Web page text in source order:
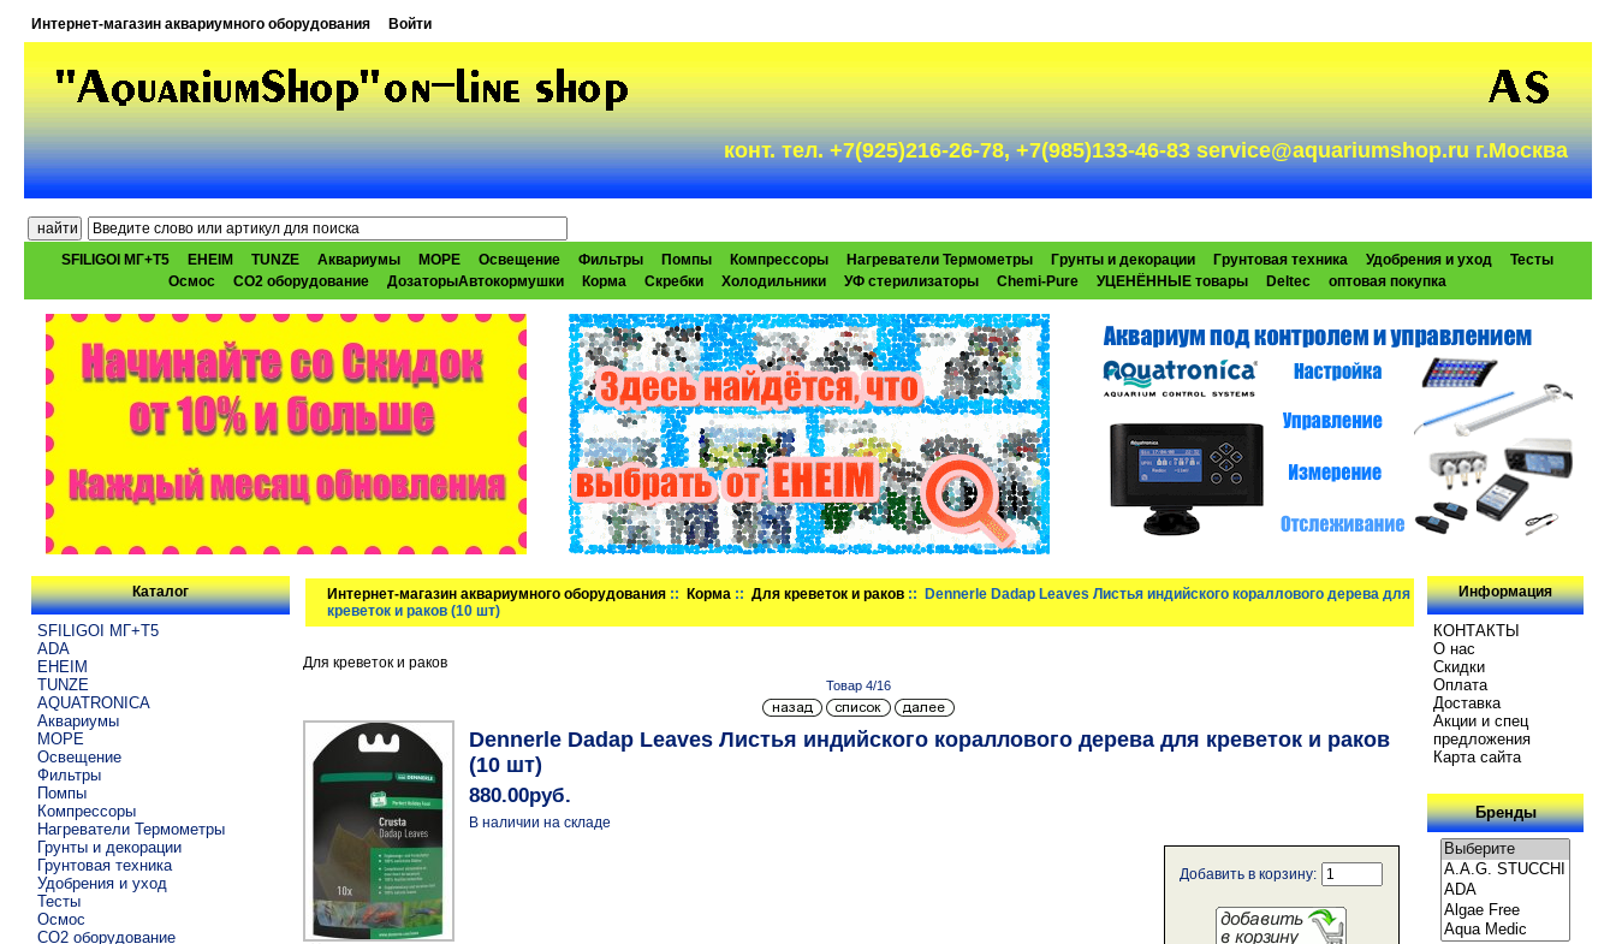
Интернет-магазин аквариумного оборудования Войти
конт. тел. +7(925)216-26-78, +7(985)133-46-83 service@aquariumshop.ru г.Москва
SFILIGOI МГ+Т5 EHEIM TUNZE Аквариумы МОРЕ Освещение Фильтры Помпы Компрессоры Нагреватели Термометры Грунты и декорации Грунтовая техника Удобрения и уход
Тесты
Осмос
CO2 оборудование ДозаторыАвтокормушки Корма Скребки Холодильники УФ стерилизаторы Chemi-Pure УЦЕНЁННЫЕ товары Deltec оптовая покупка
Каталог
SFILIGOI МГ+Т5
ADA
EHEIM
TUNZE
AQUATRONICA
Аквариумы
МОРЕ
Освещение
Фильтры
Помпы
Компрессоры
Нагреватели Термометры
Грунты и декорации
Грунтовая техника
Удобрения и уход
Тесты
Осмос
CO2 оборудование
Интернет-магазин аквариумного оборудования :: Корма ::Для креветок и раков :: Dennerle Dadap Leaves Листья индийского кораллового дерева для
креветок и раков (10 шт)
Для креветок и раков
Товар 4/16
Dennerle Dadap Leaves Листья индийского кораллового дерева для креветок и раков
(10 шт)
880.00руб.
В наличии на складе
Добавить в корзину:
Информация
КОНТАКТЫ
О нас
Скидки
Oплатa
Доставка
Акции и спец
предложения
Карта сайта
Бренды